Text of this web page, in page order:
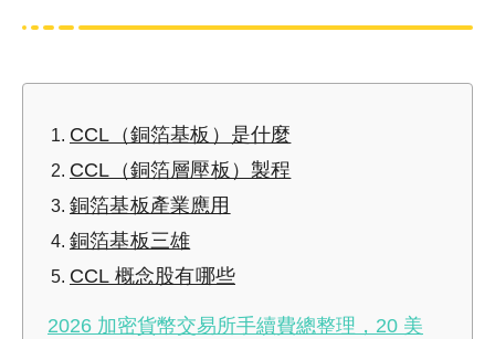
CCL（銅箔基板）是什麼
CCL（銅箔層壓板）製程
銅箔基板產業應用
銅箔基板三雄
CCL 概念股有哪些
2026 加密貨幣交易所手續費總整理，20 美